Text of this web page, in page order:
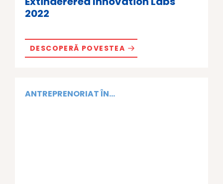
2022
DESCOPERĂ POVESTEA
ANTREPRENORIAT ÎN...